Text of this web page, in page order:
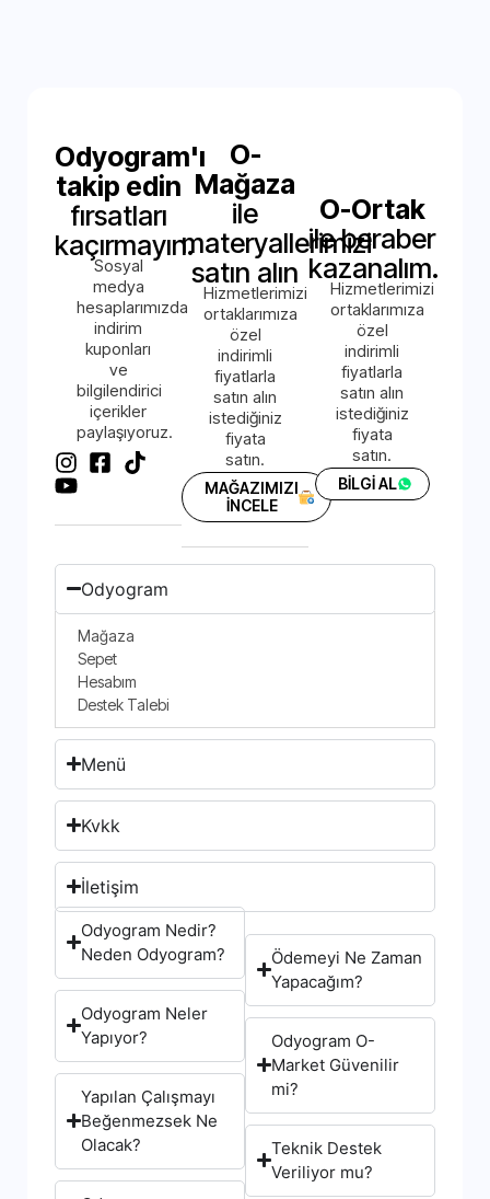
Odyogram'ı
takip edin
fırsatları
kaçırmayın.
Sosyal
medya
hesaplarımızda
indirim
kuponları
ve
bilgilendirici
içerikler
paylaşıyoruz.
O-
Mağaza
ile
materyallerimizi
satın alın
Hizmetlerimizi
ortaklarımıza
özel
indirimli
fiyatlarla
satın alın
istediğiniz
fiyata
satın.
MAĞAZIMIZI
İNCELE
O-Ortak
ile beraber
kazanalım.
Hizmetlerimizi
ortaklarımıza
özel
indirimli
fiyatlarla
satın alın
istediğiniz
fiyata
satın.
BİLGİ AL
Odyogram
Mağaza
Sepet
Hesabım
Destek Talebi
Menü
Kvkk
İletişim
Odyogram Nedir?
Neden Odyogram?
Odyogram Neler
Yapıyor?
Yapılan Çalışmayı
Beğenmezsek Ne
Olacak?
Ödemeyi Ne Zaman
Yapacağım?
Odyogram O-
Market Güvenilir
mi?
Teknik Destek
Veriliyor mu?